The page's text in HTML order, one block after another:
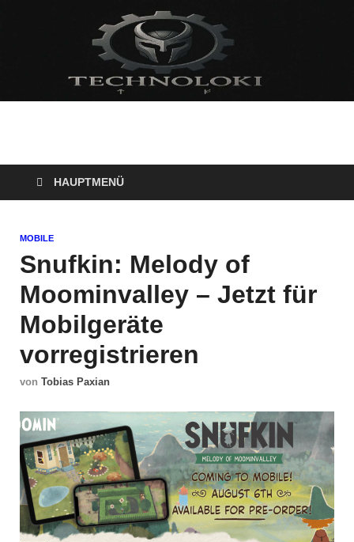
Technoloki: Gaming
und Entertainment
News
Blockbuster, Indie-Perlen und Retro-Klassiker.
HAUPTMENÜ
MOBILE
Snufkin: Melody of
Moominvalley – Jetzt für
Mobilgeräte
vorregistrieren
von Tobias Paxian